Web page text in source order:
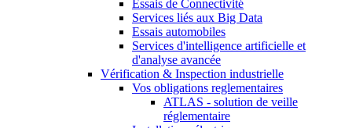
Essais de Connectivité
Services liés aux Big Data
Essais automobiles
Services d'intelligence artificielle et
d'analyse avancée
Vérification & Inspection industrielle
Vos obligations reglementaires
ATLAS - solution de veille
réglementaire